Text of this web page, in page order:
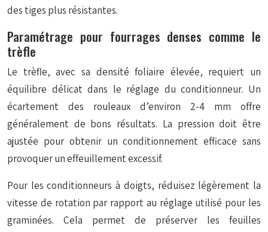
des tiges plus résistantes.
Paramétrage pour fourrages denses comme le
trèfle
Le trèfle, avec sa densité foliaire élevée, requiert un
équilibre délicat dans le réglage du conditionneur. Un
écartement des rouleaux d’environ 2-4 mm offre
généralement de bons résultats. La pression doit être
ajustée pour obtenir un conditionnement efficace sans
provoquer un effeuillement excessif.
Pour les conditionneurs à doigts, réduisez légèrement la
vitesse de rotation par rapport au réglage utilisé pour les
graminées. Cela permet de préserver les feuilles